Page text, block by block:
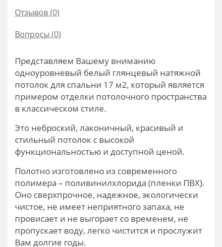
Отзывов (0)
Вопросы (0)
Представляем Вашему вниманию
одноуровневый белый глянцевый натяжной
потолок для спальни 17 м2, который является
примером отделки потолочного пространства
в классическом стиле.
Это неброский, лаконичный, красивый и
стильный потолок с высокой
функциональностью и доступной ценой.
Полотно изготовлено из современного
полимера – поливинилхлорида (пленки ПВХ).
Оно сверхпрочное, надежное, экологически
чистое, не имеет неприятного запаха, не
провисает и не выгорает со временем, не
пропускает воду, легко чистится и прослужит
Вам долгие годы.